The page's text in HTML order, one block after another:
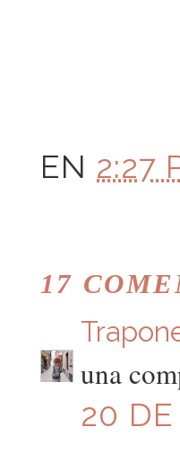
EN 2:27
17
una
20